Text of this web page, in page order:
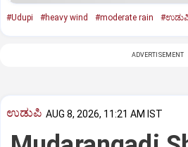
#Udupi #heavy wind #moderate rain
ADVERTISEMENT
ಉಡುಪಿ AUG 8, 2026, 11:21 AM IST